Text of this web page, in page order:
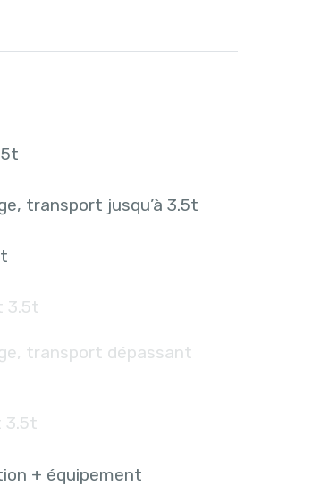
transport jusqu’à 3.5t
3.5t
transport dépassant
3.5t
+ équipement